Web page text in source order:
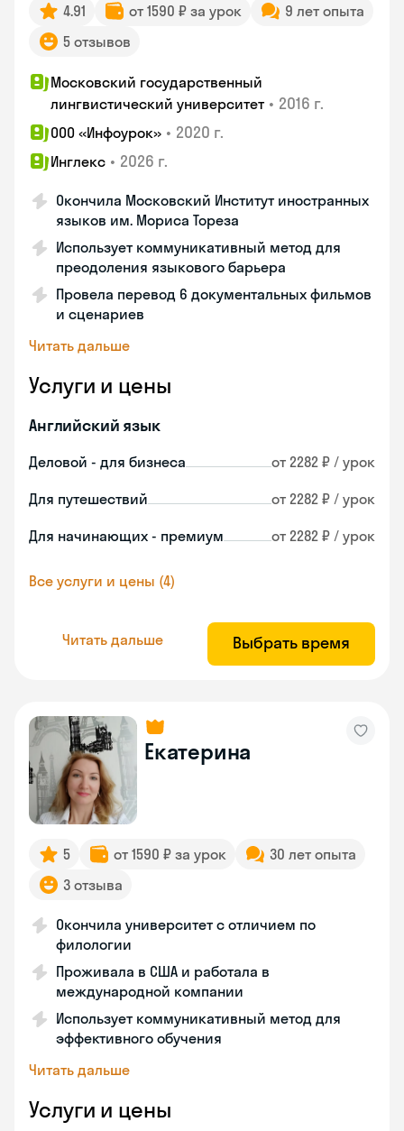
4.91 от 1590 ₽ за урок
9 лет опыта
5 отзывов
Московский государственный
лингвистический университет • 2016 г.
ООО «Инфоурок» • 2020 г.
Инглекс • 2026 г.
Окончила Московский Институт иностранных
языков им. Мориса Тореза
Использует коммуникативный метод для
преодоления языкового барьера
Провела перевод 6 документальных фильмов
и сценариев
Читать дальше
Услуги и цены
Английский язык
Деловой - для бизнеса от 2282 ₽ / урок
Для путешествий от 2282 ₽ / урок
Для начинающих - премиум от 2282 ₽ / урок
Все услуги и цены (4)
Читать дальше Выбрать время
Екатерина
5 от 1590 ₽ за урок
30 лет опыта
3 отзыва
Окончила университет с отличием по
филологии
Проживала в США и работала в
международной компании
Использует коммуникативный метод для
эффективного обучения
Читать дальше
Услуги и цены